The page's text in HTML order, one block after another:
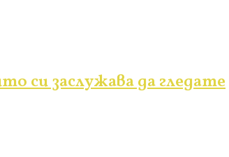
си заслужава да гледате